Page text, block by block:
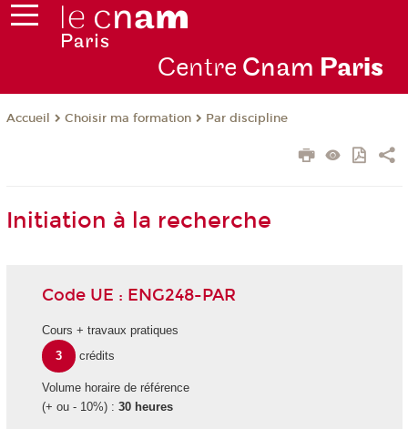
Centre Cnam Paris
Accueil Choisir ma formation Par discipline
Initiation à la recherche
Code UE : ENG248-PAR
Cours + travaux pratiques
3
crédits
Volume horaire de référence
(+ ou - 10%) : 30 heures